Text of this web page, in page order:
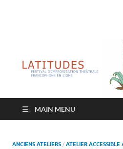
MAIN MENU
ANCIENS ATELIERS / ATELIER ACCESSIBLE